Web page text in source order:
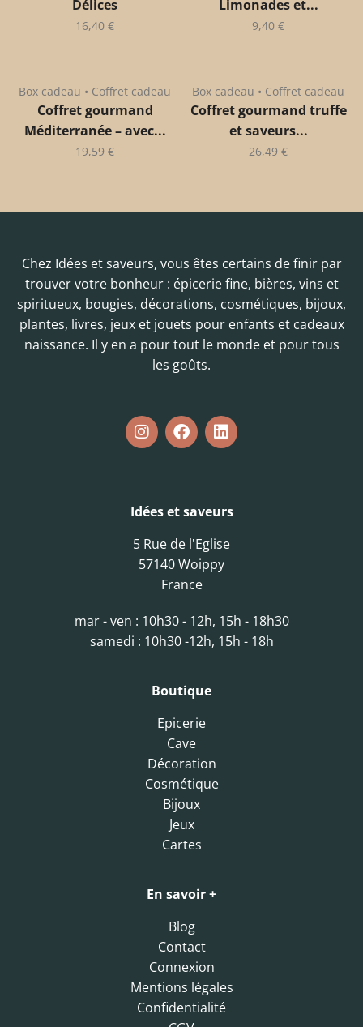
Délices
16,40 €
Limonades et...
9,40 €
Box cadeau • Coffret cadeau
Coffret gourmand
Méditerranée – avec...
19,59 €
Box cadeau • Coffret cadeau
Coffret gourmand truffe
et saveurs...
26,49 €
Chez Idées et saveurs, vous êtes certains de finir par
trouver votre bonheur : épicerie fine, bières, vins et
spiritueux, bougies, décorations, cosmétiques, bijoux,
plantes, livres, jeux et jouets pour enfants et cadeaux
naissance. Il y en a pour tout le monde et pour tous
les goûts.
Idées et saveurs
5 Rue de l'Eglise
57140 Woippy
France
mar - ven : 10h30 - 12h, 15h - 18h30
samedi : 10h30 -12h, 15h - 18h
Boutique
Epicerie
Cave
Décoration
Cosmétique
Bijoux
Jeux
Cartes
En savoir +
Blog
Contact
Connexion
Mentions légales
Confidentialité